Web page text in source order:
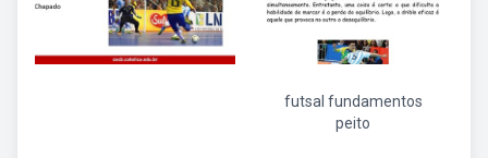
futsal fundamentos
peito